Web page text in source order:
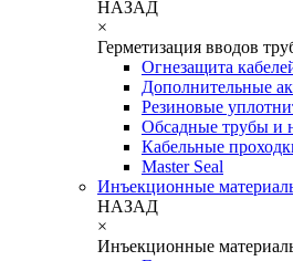
НАЗАД
×
Герметизация вводов
Огнезащита
Дополнительные
Резиновые
Обсадные трубы и
Кабельные
Master Seal
Инъекционные
НАЗАД
×
Инъекционные